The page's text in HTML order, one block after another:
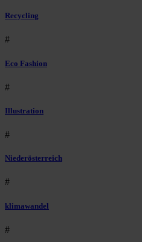
Recycling
#
Eco Fashion
#
Illustration
#
Niederösterreich
#
klimawandel
#